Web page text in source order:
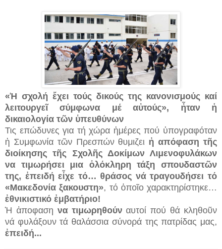
«Ἡ σχολή ἔχει τούς δικούς της κανονισμούς καί
λειτουργεῖ σύμφωνα μέ αὐτούς», ἦταν ἡ
δικαιολογία τῶν ὑπευθύνων
Τις επώδυνες για τή χώρα ἡμέρες πού ὑπογραφόταν
ἠ Συμφωνία τῶν Πρεσπών θυμιζει ἠ απόφαση τῆς
διοίκησης τῆς Σχολῆς Δοκίμων Λιμενοφυλάκων
να τιμωρήσει μια ὁλόκληρη τάξη σπουδαστῶν
της, ἐπειδή εἶχε τό… θράσος νά τραγουδήσει τό
«Μακεδονία ξακουστη», τό ὁποῖο χαρακτηρίστηκε…
ἐθνικιστικό ἐμβατήριο!
Ἡ ἀποφαση να τιμωρηθούναυτοί πού θά κληθοῦν
νά φυλάξουν τά θαλάσσια σύνορά της πατρίδας μας,
ἐπειδή...